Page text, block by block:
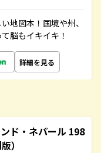
地図本！国境や州、
脳もイキイキ！
詳細を見る
ド・ネパール 198
）